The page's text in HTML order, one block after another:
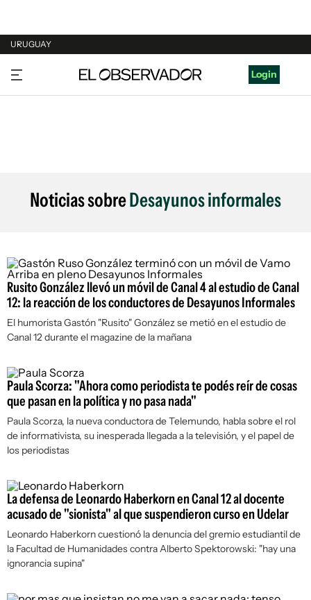
URUGUAY
URUGUAY
ARGENTINA
Login
Noticias sobreDesayunos informales
Rusito González llevó un móvil de Canal 4 al estudio de Canal
12: la reacción de los conductores de Desayunos Informales
El humorista Gastón "Rusito" González se metió en el estudio de
Canal 12 durante el magazine de la mañana
Paula Scorza: "Ahora como periodista te podés reír de cosas
que pasan en la política y no pasa nada"
Paula Scorza, la nueva conductora de Telemundo, habla sobre el rol
de informativista, su inesperada llegada a la televisión, y el papel de
los periodistas
La defensa de Leonardo Haberkorn en Canal 12 al docente
acusado de "sionista" al que suspendieron curso en Udelar
Leonardo Haberkorn cuestionó la denuncia del gremio estudiantil de
la Facultad de Humanidades contra Alberto Spektorowski: "hay una
ignorancia supina"